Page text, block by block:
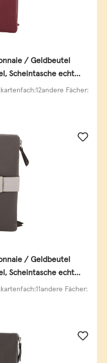
/ Geldbeutel
Scheintasche echt
Fächer:
/ Geldbeutel
Scheintasche echt
Fächer: